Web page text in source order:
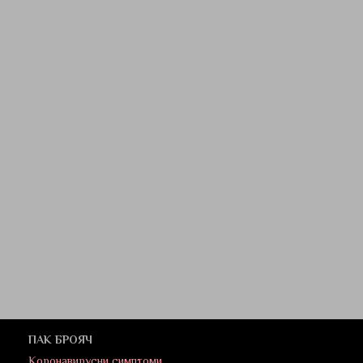
ПАК БРОЯЧ
Коронавирусни симптоми